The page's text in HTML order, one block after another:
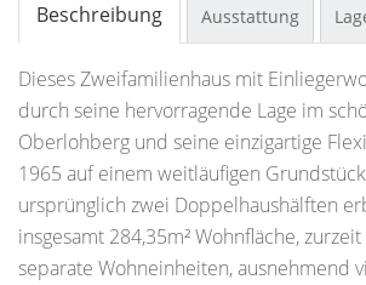
Beschreibung Ausstattung
Dieses Zweifamilienhaus mit
durch seine hervorragende Lage im
Oberlohberg und seine einzigartige
1965 auf einem weitläufigen
ursprünglich zwei Doppelhaushälften
insgesamt 284,35m² Wohnfläche,
separate Wohneinheiten, ausnehmend